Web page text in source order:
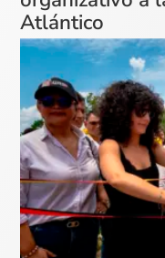
Atlántico